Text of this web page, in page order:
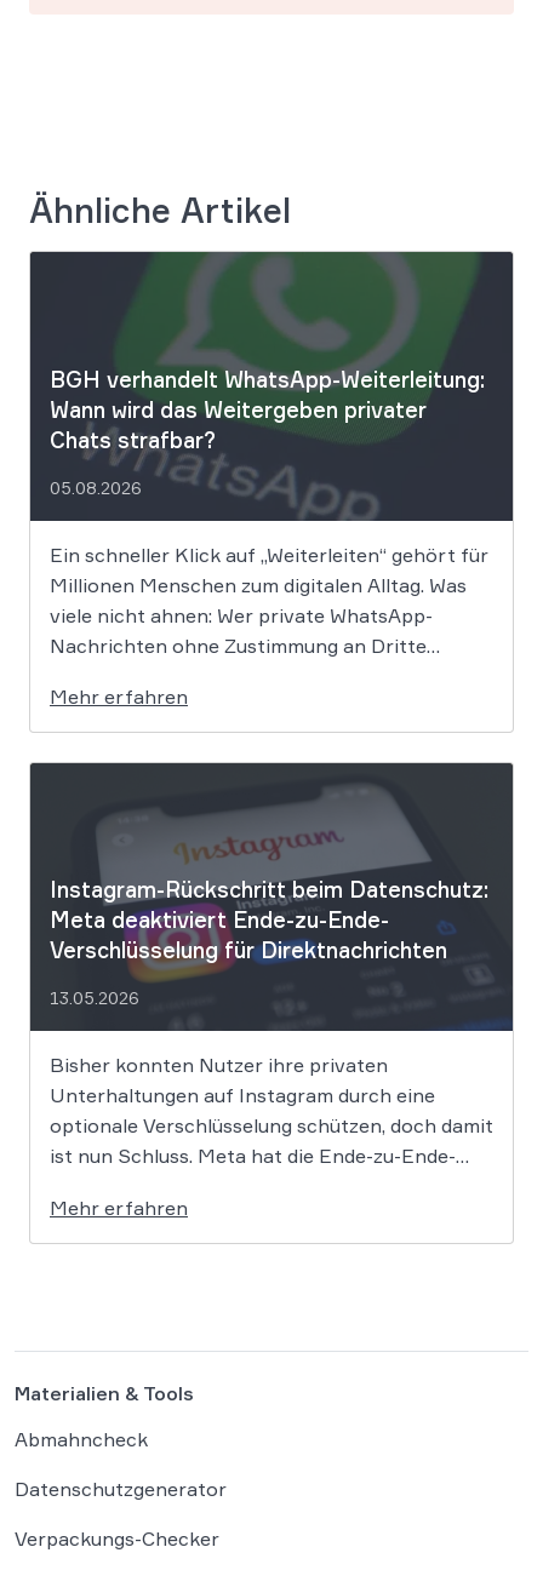
Ähnliche Artikel
BGH verhandelt WhatsApp-Weiterleitung:
Wann wird das Weitergeben privater
Chats strafbar?
05.08.2026
Ein schneller Klick auf „Weiterleiten“ gehört für
Millionen Menschen zum digitalen Alltag. Was
viele nicht ahnen: Wer private WhatsApp-
Nachrichten ohne Zustimmung an Dritte
dünnem Eis. Der Bundesgerichtshof befasst
sich derzeit mit der Frage, ob eine solche
Weitergabe gegen die europäische
Datenschutz-Grundverordnung verstößt und
Mehr erfahren
Instagram-Rückschritt beim Datenschutz:
Meta deaktiviert Ende-zu-Ende-
Verschlüsselung für Direktnachrichten
13.05.2026
Bisher konnten Nutzer ihre privaten
Unterhaltungen auf Instagram durch eine
optionale Verschlüsselung schützen, doch damit
ist nun Schluss. Meta hat die Ende-zu-Ende-
eingestellt und schränkt damit den
Privatsphärenschutz auf der Plattform massiv
Mehr erfahren
Materialien & Tools
Abmahncheck
Datenschutzgenerator
Verpackungs-Checker